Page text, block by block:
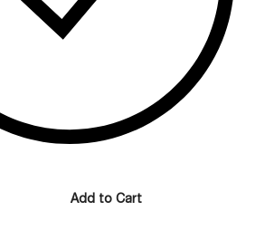
AcuSense (ადამიანისა და
ფილტრაცია)
H.265 Pro+ (მეხსიერების
დაზოგვა)
მხარდაჭერა)
Add to Cart